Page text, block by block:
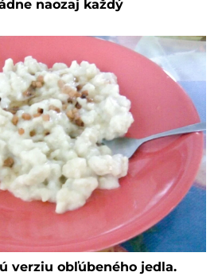
naozaj každý
verziu obľúbeného jedla.